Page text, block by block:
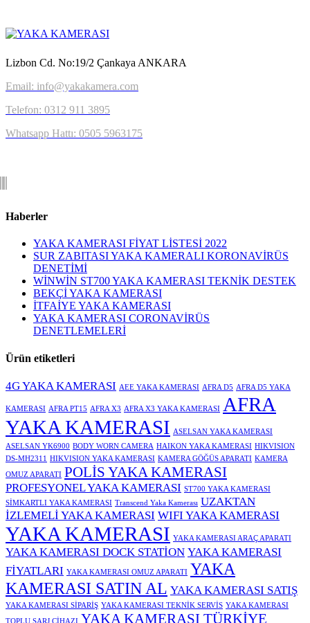
Lizbon Cd. No:19/2 Çankaya ANKARA
Email: info@yakakamera.com
Telefon: 0312 911 3895
Whatsapp Hattı: 0505 5963175
Haberler
YAKA KAMERASI FİYAT LİSTESİ 2022
SUR ZABITASI YAKA KAMERALI KORONAVİRÜS
DENETİMİ
WİNWİN ST700 YAKA KAMERASI TEKNİK DESTEK
BEKÇİ YAKA KAMERASI
İTFAİYE YAKA KAMERASI
YAKA KAMERASI CORONAVİRÜS
DENETLEMELERİ
Ürün etiketleri
4G YAKA KAMERASI AEE YAKA KAMERASI AFRA D5 AFRA D5 YAKA
KAMERASI AFRA PT15 AFRA X3 AFRA X3 YAKA KAMERASI AFRA
YAKA KAMERASI ASELSAN YAKA KAMERASI
ASELSAN YK6900 BODY WORN CAMERA HAIKON YAKA KAMERASI HIKVISION
DS-MH2311
HIKVISION YAKA KAMERASI KAMERA GÖĞÜS APARATI KAMERA
OMUZ APARATI POLİS YAKA KAMERASI
PROFESYONEL YAKA KAMERASI ST700 YAKA KAMERASI
SİMKARTLI YAKA KAMERASI Transcend Yaka Kamerası UZAKTAN
İZLEMELİ YAKA KAMERASI WIFI YAKA KAMERASI
YAKA KAMERASI YAKA KAMERASI ARAÇ APARATI
YAKA KAMERASI DOCK STATİON YAKA KAMERASI
FİYATLARI YAKA KAMERASI OMUZ APARATI YAKA
KAMERASI SATIN AL YAKA KAMERASI SATIŞ
YAKA KAMERASI SİPARİŞ YAKA KAMERASI TEKNİK SERVİS YAKA KAMERASI
TOPLU ŞARJ CİHAZI YAKA KAMERASI TÜRKİYE